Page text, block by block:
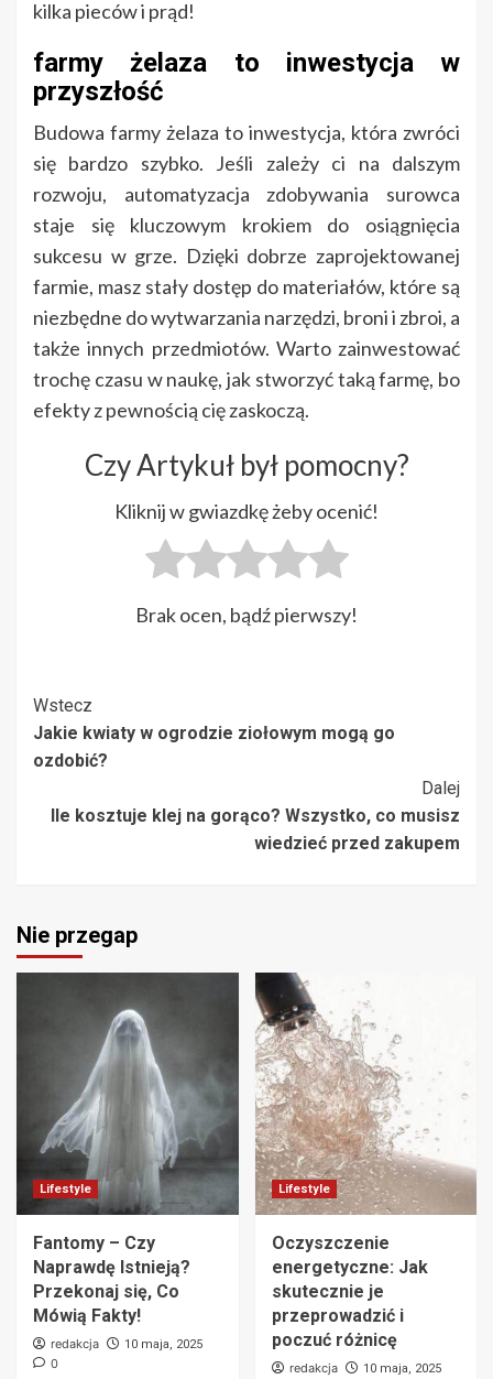
kilka pieców i prąd!
farmy żelaza to inwestycja w
przyszłość
Budowa farmy żelaza to inwestycja, która zwróci
się bardzo szybko. Jeśli zależy ci na dalszym
rozwoju, automatyzacja zdobywania surowca
staje się kluczowym krokiem do osiągnięcia
sukcesu w grze. Dzięki dobrze zaprojektowanej
farmie, masz stały dostęp do materiałów, które są
niezbędne do wytwarzania narzędzi, broni i zbroi, a
także innych przedmiotów. Warto zainwestować
trochę czasu w naukę, jak stworzyć taką farmę, bo
efekty z pewnością cię zaskoczą.
Czy Artykuł był pomocny?
Kliknij w gwiazdkę żeby ocenić!
Brak ocen, bądź pierwszy!
Post
Navigation
Wstecz
Jakie kwiaty w ogrodzie ziołowym mogą go
ozdobić?
Dalej
Ile kosztuje klej na gorąco? Wszystko, co musisz
wiedzieć przed zakupem
Nie przegap
Lifestyle
Fantomy – Czy
Naprawdę Istnieją?
Przekonaj się, Co
Mówią Fakty!
redakcja 10 maja, 2025
0
Lifestyle
Oczyszczenie
energetyczne: Jak
skutecznie je
przeprowadzić i
poczuć różnicę
redakcja 10 maja, 2025